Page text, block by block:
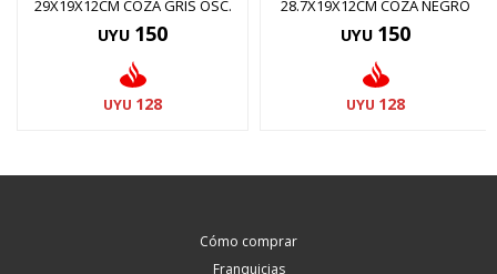
29X19X12CM COZA GRIS OSC.
UYU 150
UYU 128
28.7X19X12CM COZA NEGRO
UYU 150
UYU 128
Cómo comprar
Franquicias